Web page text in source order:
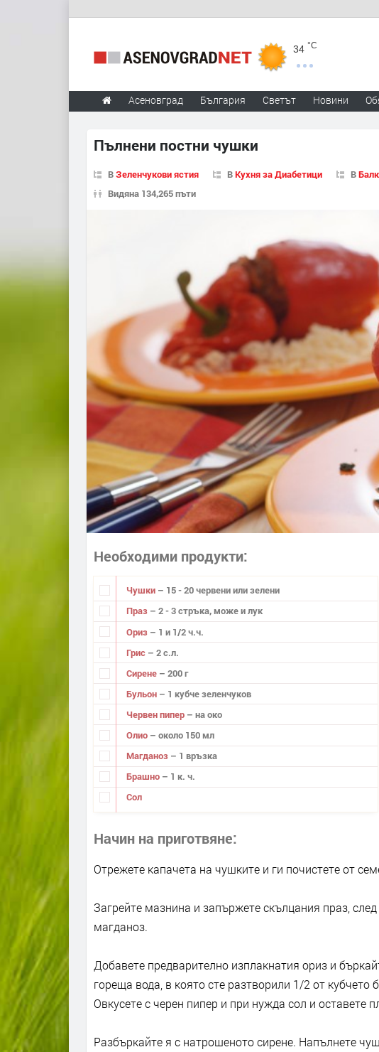
34 °C
Асеновград България Светът Новини
Пълнени постни чушки
ВЗеленчукови ястия ВКухня за Диабетици В
Видяна 134,265 пъти
Необходими продукти
Чушки – 15 - 20 червени или зелени
Праз – 2 - 3 стръка, може и лук
Ориз – 1 и 1/2 ч.ч.
Грис – 2 с.л.
Сирене – 200 г
Бульон – 1 кубче зеленчуков
Червен пипер – на око
Олио – около 150 мл
Магданоз – 1 връзка
Брашно – 1 к. ч.
Сол
Начин на приготвяне
Отрежете капачета на чушките и ги почистете от
Загрейте мазнина и запържете скълцания праз,
магданоз.
Добавете предварително изплакнатия ориз и
гореща вода, в която сте разтворили 1/2 от кубчето
Овкусете с черен пипер и при нужда сол и оставете
Разбъркайте я с натрошеното сирене. Напълнете